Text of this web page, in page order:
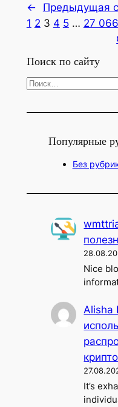
←
Предыдущая
1 2 3 4 5 … 27 066
Поиск по сайту
П
и
Популярные
Без
Nice
Alisha
It’s